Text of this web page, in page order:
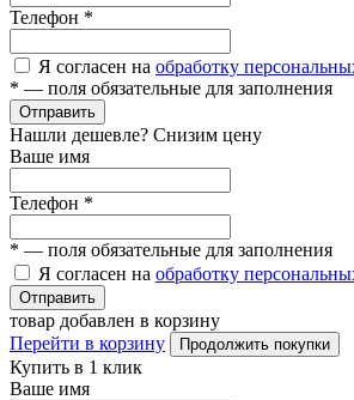
Телефон *
Я согласен на обработку
* — поля обязательные для заполнения
Отправить
Нашли дешевле? Снизим цену
Ваше имя
Телефон *
* — поля обязательные для заполнения
Я согласен на обработку
Отправить
товар добавлен в корзину
Перейти в корзину
Продолжить покупки
Купить в 1 клик
Ваше имя